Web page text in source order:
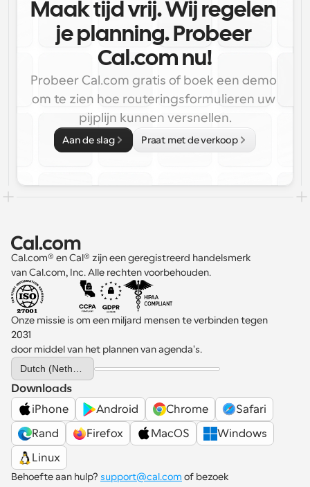
Maak tijd vrij. Wij regelen
je planning. Probeer
Cal.com nu!
Probeer Cal.com gratis of boek een demo
om te zien hoe routeringsformulieren uw
pijplijn kunnen versnellen.
Aan de slag Praat met de verkoop
Cal.com® en Cal® zijn een geregistreerd handelsmerk
van Cal.com, Inc. Alle rechten voorbehouden.
Onze missie is om een miljard mensen te verbinden tegen
2031
door middel van het plannen van agenda's.
Select Language
Downloads
iPhone
Android Chrome
Safari
Rand
Firefox MacOS
Windows
Linux
Behoefte aan hulp? support@cal.com